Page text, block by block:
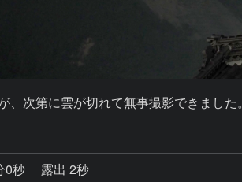
次第に雲が切れて無事撮影できました。
0秒
露出 2秒